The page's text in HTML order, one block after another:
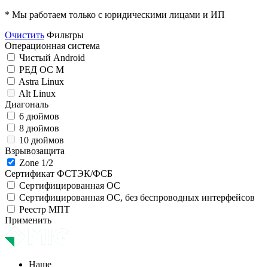
* Мы работаем только с юридическими лицами и ИП
Очистить Фильтры
Операционная система
Чистый Android
РЕД ОС М
Astra Linux
Alt Linux
Диагональ
6 дюймов
8 дюймов
10 дюймов
Взрывозащита
Zone 1/2
Сертификат ФСТЭК/ФСБ
Сертифицированная ОС
Сертифицированная ОС, без беспроводных интерфейсов
Реестр МПТ
Применить
Наше